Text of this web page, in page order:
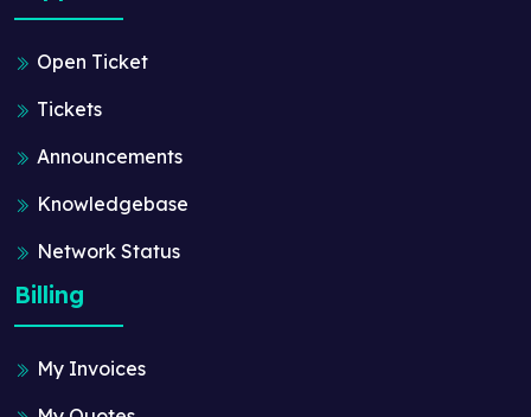
Open Ticket
Tickets
Announcements
Knowledgebase
Network Status
Billing
My Invoices